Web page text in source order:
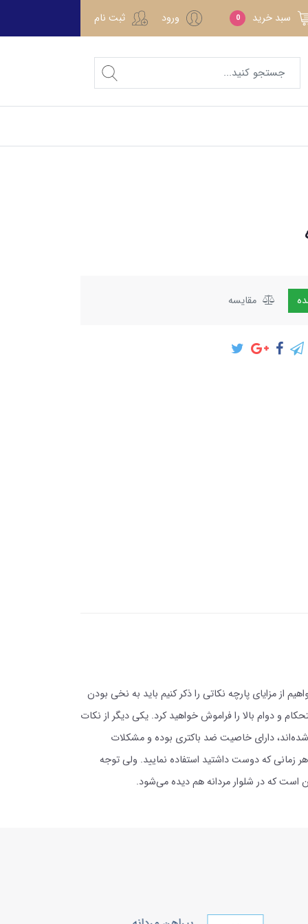
سبد خرید 0 ورود ثبت نام
مقایسه
از مزایای پارچه نکاتی را ذکر کنیم باید به نخی بودن
دوام بالا را فراموش خواهید کرد. یکی دیگر از نکات
شده‌اند، دارای خاصیت ضد باکتری بوده و مشکلات
زمانی که دوست داشتید استفاده نمایید. ولی توجه
است که در شلوار مردانه هم دیده می‌شود.